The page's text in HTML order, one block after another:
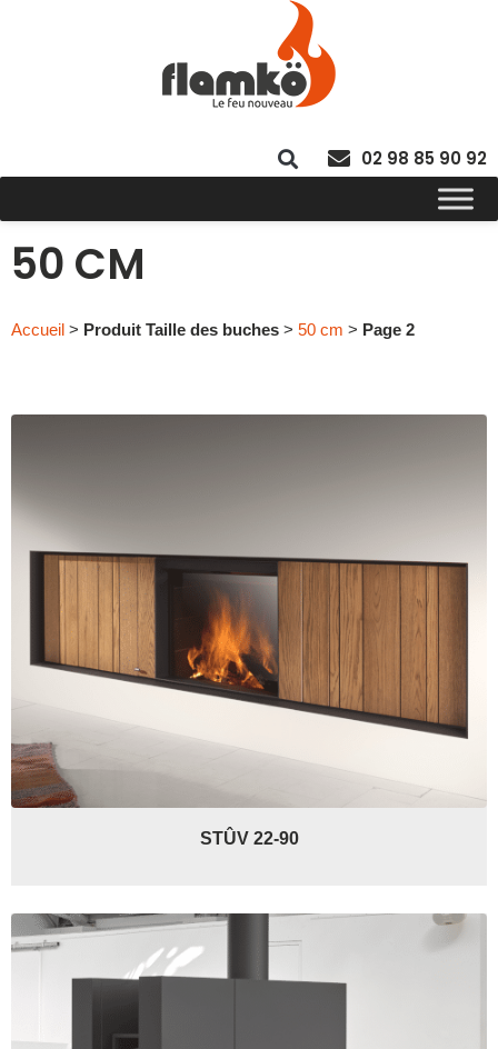
02 98 85 90 92
50 CM
Accueil > Produit Taille des buches > 50 cm > Page 2
STÛV 22-90